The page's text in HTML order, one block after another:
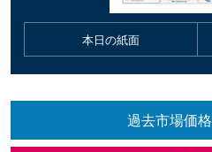
本日の紙面
過去市場価格